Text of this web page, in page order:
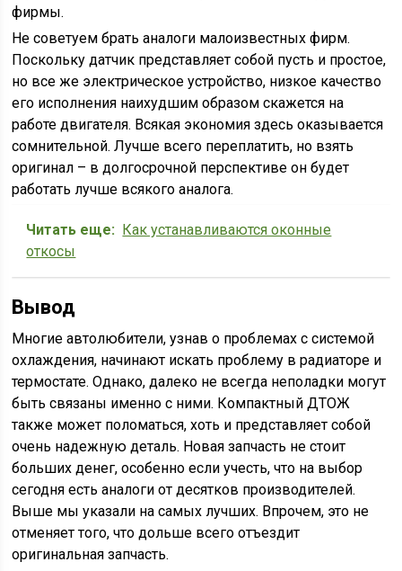
фирмы.
Не советуем брать аналоги малоизвестных фирм.
Поскольку датчик представляет собой пусть и простое,
но все же электрическое устройство, низкое качество
его исполнения наихудшим образом скажется на
работе двигателя. Всякая экономия здесь оказывается
сомнительной. Лучше всего переплатить, но взять
оригинал – в долгосрочной перспективе он будет
работать лучше всякого аналога.
Читать еще: Как устанавливаются оконные
откосы
Вывод
Многие автолюбители, узнав о проблемах с системой
охлаждения, начинают искать проблему в радиаторе и
термостате. Однако, далеко не всегда неполадки могут
быть связаны именно с ними. Компактный ДТОЖ
также может поломаться, хоть и представляет собой
очень надежную деталь. Новая запчасть не стоит
больших денег, особенно если учесть, что на выбор
сегодня есть аналоги от десятков производителей.
Выше мы указали на самых лучших. Впрочем, это не
отменяет того, что дольше всего отъездит
оригинальная запчасть.